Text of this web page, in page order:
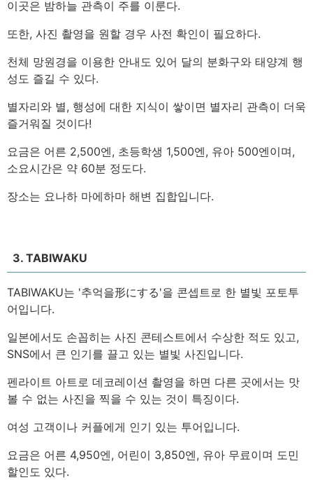
이곳은 밤하늘 관측이 주를 이룬다.
또한, 사진 촬영을 원할 경우 사전 확인이 필요하다.
천체 망원경을 이용한 안내도 있어 달의 분화구와 태양계 행
성도 즐길 수 있다.
별자리와 별, 행성에 대한 지식이 쌓이면 별자리 관측이 더욱
즐거워질 것이다!
요금은 어른 2,500엔, 초등학생 1,500엔, 유아 500엔이며,
소요시간은 약 60분 정도다.
장소는 요나하 마에하마 해변 집합입니다.
3. TABIWAKU
TABIWAKU는 '추억을形にする'을 콘셉트로 한 별빛 포토투
어입니다.
일본에서도 손꼽히는 사진 콘테스트에서 수상한 적도 있고,
SNS에서 큰 인기를 끌고 있는 별빛 사진입니다.
펜라이트 아트로 데코레이션 촬영을 하면 다른 곳에서는 맛
볼 수 없는 사진을 찍을 수 있는 것이 특징이다.
여성 고객이나 커플에게 인기 있는 투어입니다.
요금은 어른 4,950엔, 어린이 3,850엔, 유아 무료이며 도민
할인도 있다.